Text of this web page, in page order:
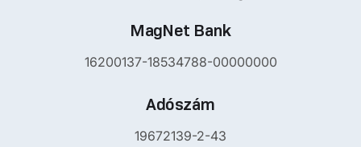
MagNet Bank
16200137-18534788-00000000
Adószám
19672139-2-43